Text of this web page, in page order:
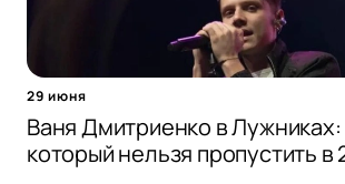
29 июня
Ваня Дмитриенко в Лужниках:
который нельзя пропустить в